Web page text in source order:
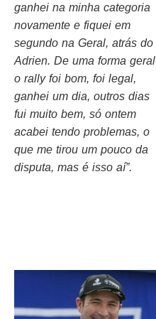
ganhei na minha categoria
novamente e fiquei em
segundo na Geral, atrás do
Adrien. De uma forma geral
o rally foi bom, foi legal,
ganhei um dia, outros dias
fui muito bem, só ontem
acabei tendo problemas, o
que me tirou um pouco da
disputa, mas é isso aí”.